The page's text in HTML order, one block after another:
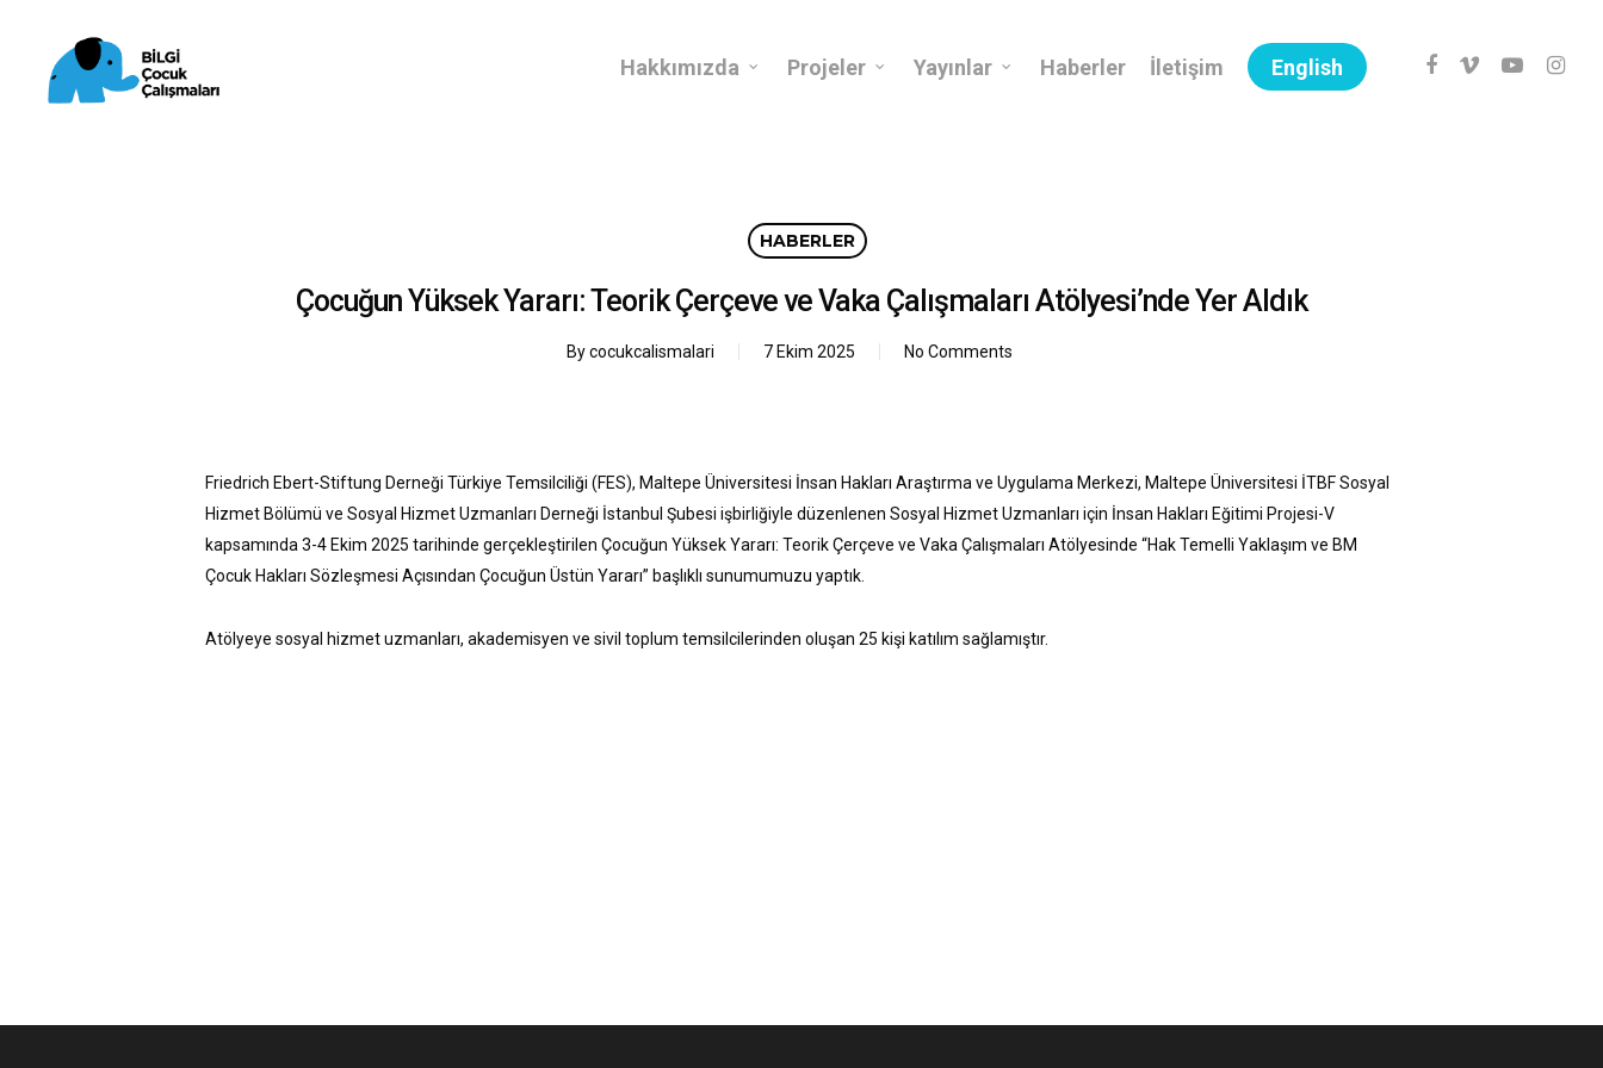
content
Hakkımızda Projeler Yayınlar Haberler İletişim English facebook
vimeoyoutube
HABERLER
Çocuğun Yüksek Yararı: Teorik Çerçeve ve Vaka Çalışmaları Atölyesi’nde Yer Aldık
Bycocukcalismalari 7 Ekim 2025 No Comments
Friedrich Ebert-Stiftung Derneği Türkiye Temsilciliği (FES), Maltepe Üniversitesi İnsan Hakları Araştırma ve Uygulama Merkezi, Maltepe Üniversitesi İTBF Sosyal
Hizmet Bölümü ve Sosyal Hizmet Uzmanları Derneği İstanbul Şubesi işbirliğiyle düzenlenen Sosyal Hizmet Uzmanları için İnsan Hakları Eğitimi Projesi-V
kapsamında 3-4 Ekim 2025 tarihinde gerçekleştirilen Çocuğun Yüksek Yararı: Teorik Çerçeve ve Vaka Çalışmaları Atölyesinde “Hak Temelli Yaklaşım ve BM
Çocuk Hakları Sözleşmesi Açısından Çocuğun Üstün Yararı” başlıklı sunumumuzu yaptık.
Atölyeye sosyal hizmet uzmanları, akademisyen ve sivil toplum temsilcilerinden oluşan 25 kişi katılım sağlamıştır.